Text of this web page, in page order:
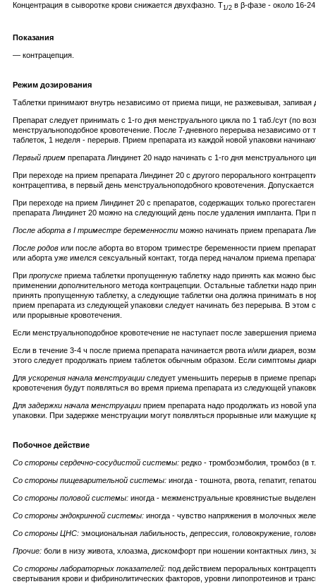
Концентрация в сыворотке крови снижается двухфазно. T1/2 в β-фазе - около 16-
Показания
— контрацепция.
Режим дозирования
Таблетки принимают внутрь независимо от приема пищи, не разжевывая,
Препарат следует принимать с 1-го дня менструального цикла по 1 таб./сут (по
менструальноподобное кровотечение. После 7-дневного перерыва независимо
таблеток, 1 неделя - перерыв. Прием препарата из каждой новой упаковки
Первый прием препарата Линдинет 20 надо начинать с 1-го дня менструального
При переходе на прием препарата Линдинет 20 с другого перорального
контрацептива, в первый день менструальноподобного кровотечения.
При переходе на прием Линдинет 20 с препаратов, содержащих только
препарата Линдинет 20 можно на следующий день после удаления импланта. При
После аборта в I триместре беременности можно начинать прием препарата
После родов или после аборта во втором триместре беременности прием
или аборта уже имелся сексуальный контакт, тогда перед началом приема
При пропуске приема таблетки пропущенную таблетку надо принять как можно
применении дополнительного метода контрацепции. Остальные таблетки надо
принять пропущенную таблетку, а следующие таблетки она должна принимать в
прием препарата из следующей упаковки следует начинать без перерыва. В
или прорывные кровотечения.
Если менструальноподобное кровотечение не наступает после завершения
Если в течение 3-4 ч после приема препарата начинается рвота и/или диарея,
этого следует продолжать прием таблеток обычным образом. Если симптомы
Для ускорения начала менструации следует уменьшить перерыв в приеме
кровотечения будут появляться во время приема препарата из следующей
Для задержки начала менструации прием препарата надо продолжать из новой
упаковки. При задержке менструации могут появляться прорывные или мажущие
Побочное действие
Со стороны сердечно-сосудистой системы: редко - тромбоэмболия, тромбоз (в
Со стороны пищеварительной системы: иногда - тошнота, рвота, гепатит,
Со стороны половой системы: иногда - межменструальные кровянистые
Со стороны эндокринной системы: иногда - чувство напряжения в молочных
Со стороны ЦНС: эмоциональная лабильность, депрессия, головокружение,
Прочие: боли в низу живота, хлоазма, дискомфорт при ношении контактных линз,
Со стороны лабораторных показателей: под действием пероральных
свертывания крови и фибринолитических факторов, уровни липопротеинов и